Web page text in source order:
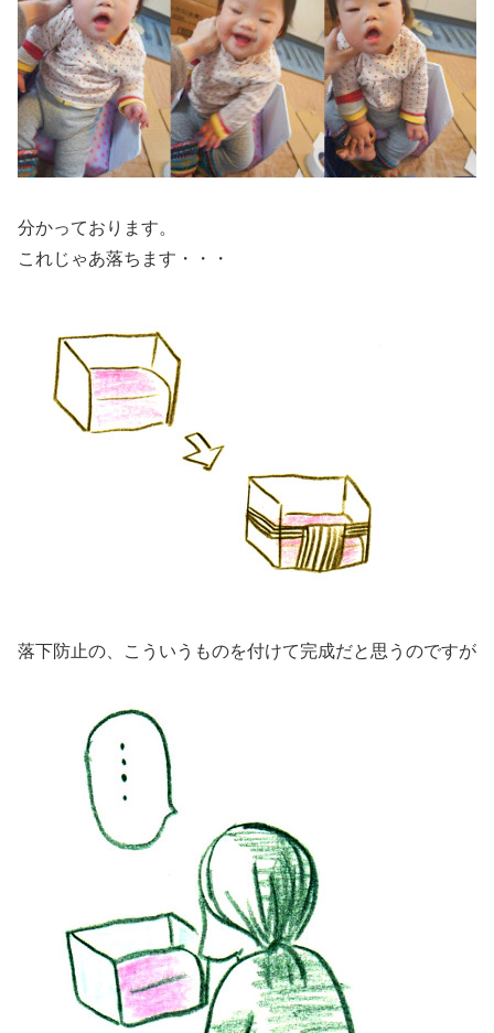
分かっております。
これじゃあ落ちます・・・
落下防止の、こういうものを付けて完成だと思うのですが